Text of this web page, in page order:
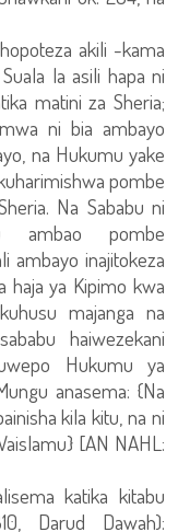
akili -kama
la asili hapa ni
matini za Sheria;
ni bia ambayo
na Hukumu yake
pombe
Na Sababu ni
ambao pombe
ambayo inajitokeza
haja ya Kipimo kwa
majanga na
haiwezekani
Hukumu ya
anasema: {Na
kila kitu, na ni
[AN NAHL:
katika kitabu
Darud Dawah):